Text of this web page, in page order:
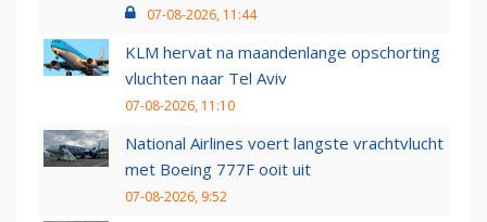
07-08-2026, 11:44
KLM hervat na maandenlange opschorting
vluchten naar Tel Aviv
07-08-2026, 11:10
National Airlines voert langste vrachtvlucht
met Boeing 777F ooit uit
07-08-2026, 9:52